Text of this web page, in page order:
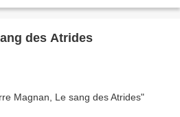
des Atrides